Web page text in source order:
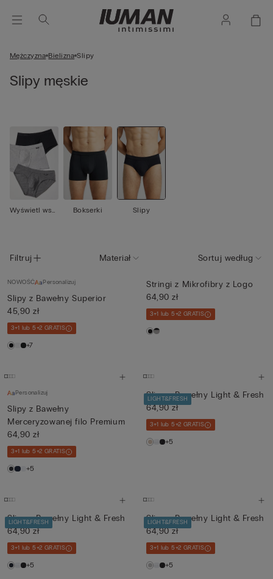
Mężczyzna Bielizna Slipy
Slipy męskie
Wyświetl wsz
Bokserki Slipy
Filtruj Materiał Sortuj według
NOWOŚĆ Personalizuj
Slipy z Bawełny Superior
45,90 zł
3+1 lub 5+2 GRATIS
+7
Stringi z Mikrofibry z Logo
64,90 zł
3+1 lub 5+2 GRATIS
Personalizuj
Slipy z Bawełny
Merceryzowanej filo Premium
64,90 zł
3+1 lub 5+2 GRATIS
+5
LIGHT&FRESH
Slipy z Bawełny Light & Fresh
64,90 zł
3+1 lub 5+2 GRATIS
+5
LIGHT&FRESH
Slipy z Bawełny Light & Fresh
64,90 zł
3+1 lub 5+2 GRATIS
+5
LIGHT&FRESH
Slipy z Bawełny Light & Fresh
64,90 zł
3+1 lub 5+2 GRATIS
+5